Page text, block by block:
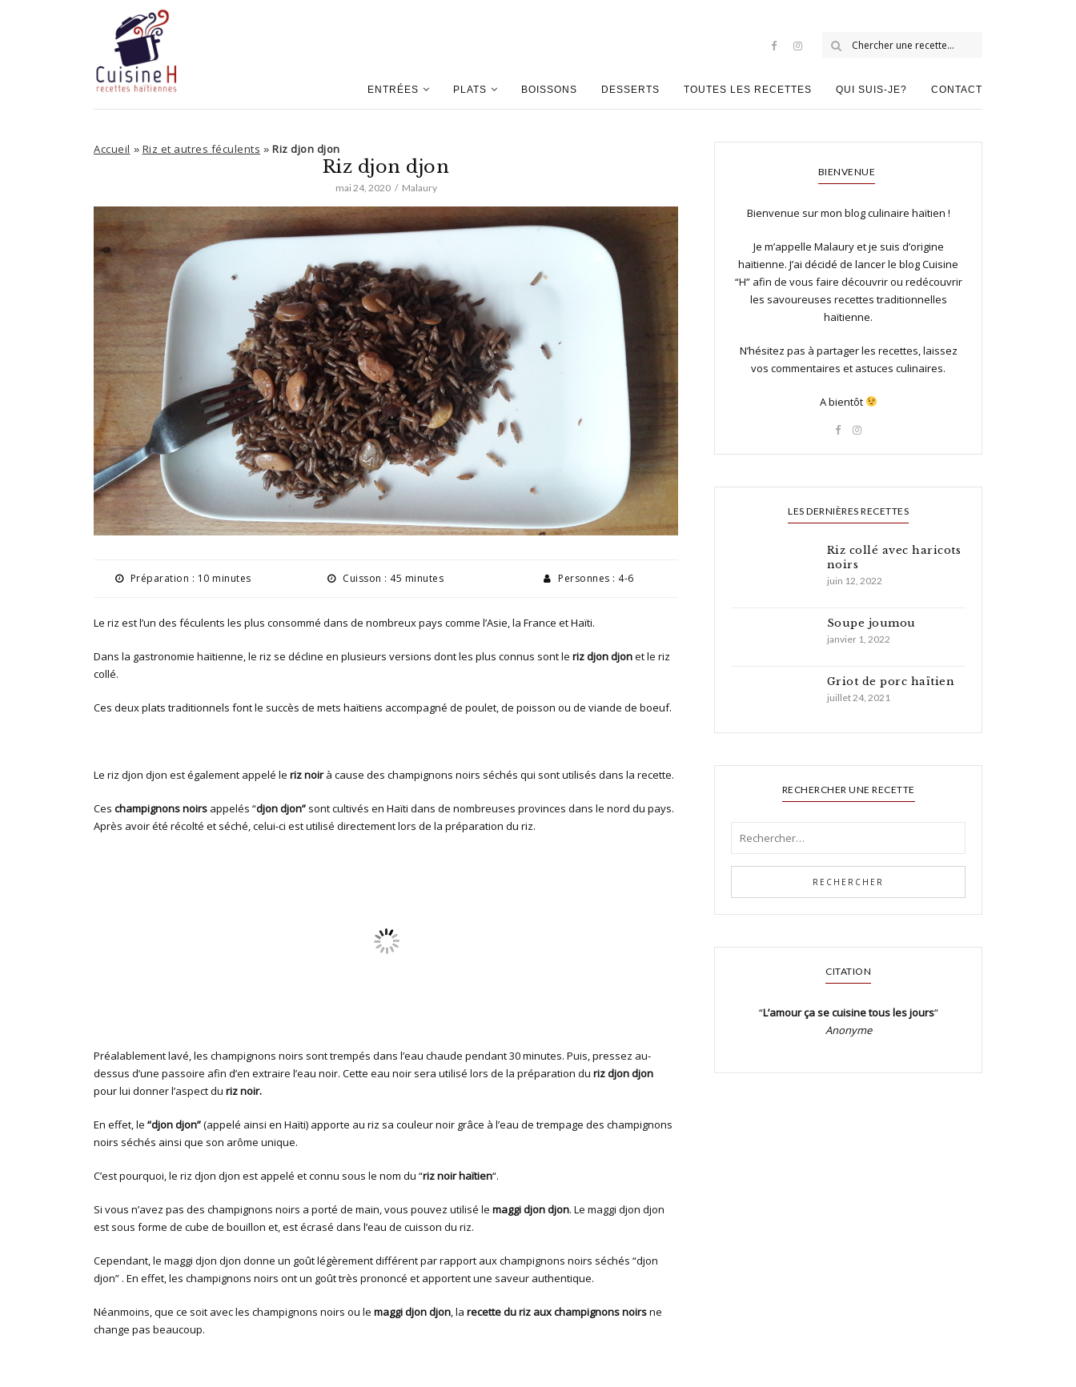
ENTRÉES PLATS BOISSONS DESSERTS TOUTES LES RECETTES QUI SUIS-JE? CONTACT
Accueil » Riz et autres féculents » Riz djon djon
Riz djon djon
mai 24, 2020 Malaury
Préparation : 10 minutes Cuisson : 45 minutes Personnes : 4-6
Le riz est l’un des féculents les plus consommé dans de nombreux pays comme l’Asie, la France et Haïti.
Dans la gastronomie haïtienne, le riz se décline en plusieurs versions dont les plus connus sont le riz djon djonet le riz
collé.
Ces deux plats traditionnels font le succès de mets haïtiens accompagné de poulet, de poisson ou de viande de boeuf.
Le riz djon djon est également appelé le riz noirà cause des champignons noirs séchés qui sont utilisés dans la recette.
Ces champignons noirs appelés “djon djon” sont cultivés en Haïti dans de nombreuses provinces dans le nord du pays.
Après avoir été récolté et séché, celui-ci est utilisé directement lors de la préparation du riz.
Préalablement lavé, les champignons noirs sont trempés dans l’eau chaude pendant 30 minutes. Puis, pressez au-
dessus d’une passoire afin d’en extraire l’eau noir. Cette eau noir sera utilisé lors de la préparation du riz djon djon
pour lui donner l’aspect du riz noir.
En effet, le “djon djon”(appelé ainsi en Haïti) apporte au riz sa couleur noir grâce à l’eau de trempage des champignons
noirs séchés ainsi que son arôme unique.
C’est pourquoi, le riz djon djon est appelé et connu sous le nom du “riz noir haïtien“.
Si vous n’avez pas des champignons noirs a porté de main, vous pouvez utilisé le maggi djon djon. Le maggi djon djon
est sous forme de cube de bouillon et, est écrasé dans l’eau de cuisson du riz.
Cependant, le maggi djon djon donne un goût légèrement différent par rapport aux champignons noirs séchés “djon
djon” . En effet, les champignons noirs ont un goût très prononcé et apportent une saveur authentique.
Néanmoins, que ce soit avec les champignons noirs ou le maggi djon djon, la recette du riz aux champignons noirsne
change pas beaucoup.
BIENVENUE
Bienvenue sur mon blog culinaire haïtien !
Je m’appelle Malaury et je suis d’origine
haïtienne. J’ai décidé de lancer le blog Cuisine
“H” afin de vous faire découvrir ou redécouvrir
les savoureuses recettes traditionnelles
haïtienne.
N’hésitez pas à partager les recettes, laissez
vos commentaires et astuces culinaires.
A bientôt
LES DERNIÈRES RECETTES
Riz collé avec haricots
noirs
juin 12, 2022
Soupe joumou
janvier 1, 2022
Griot de porc haïtien
juillet 24, 2021
RECHERCHER UNE RECETTE
CITATION
“L’amour ça se cuisine tous les jours“
Anonyme